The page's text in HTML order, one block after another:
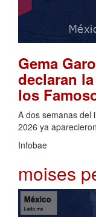
Gema
declaran
los
A dos semanas del
2026 ya
Infobae
moises